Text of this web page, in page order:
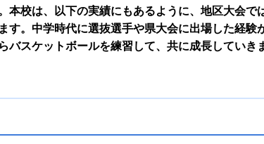
本校は、以下の実績にもあるように、地区大会で
す。中学時代に選抜選手や県大会に出場した経験
バスケットボールを練習して、共に成長していき